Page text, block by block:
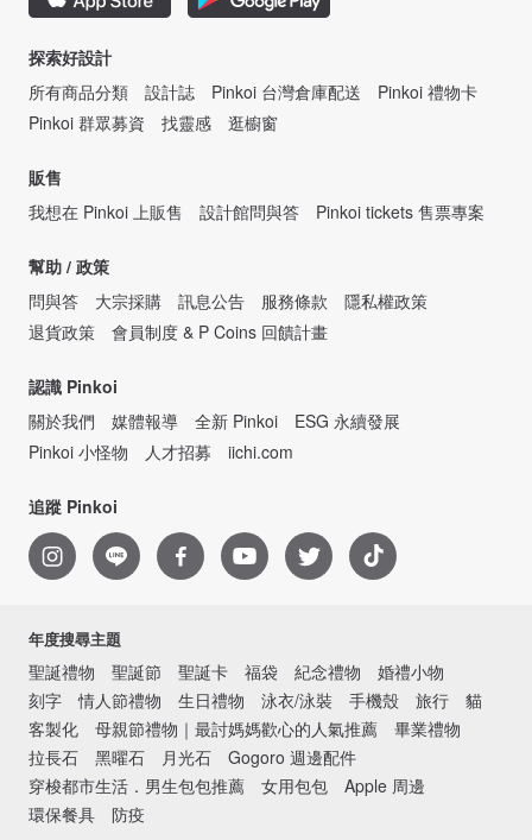
探索好設計
所有商品分類
設計誌 Pinkoi 台灣倉庫配送
Pinkoi 禮物卡
Pinkoi 群眾募資
找靈感 逛櫥窗
販售
我想在 Pinkoi 上販售
設計館問與答 Pinkoi tickets 售票專案
幫助 / 政策
問與答
大宗採購 訊息公告 服務條款
隱私權政策
退貨政策
會員制度 & P Coins 回饋計畫
認識 Pinkoi
關於我們
媒體報導 全新 Pinkoi
ESG 永續發展
Pinkoi 小怪物
人才招募 iichi.com
追蹤 Pinkoi
年度搜尋主題
聖誕禮物 聖誕節 聖誕卡 福袋 紀念禮物
婚禮小物
刻字
情人節禮物 生日禮物 泳衣/泳裝 手機殼 旅行
貓
客製化
母親節禮物｜最討媽媽歡心的人氣推薦
畢業禮物
拉長石
黑曜石 月光石
Gogoro 週邊配件
穿梭都市生活．男生包包推薦
女用包包
Apple 周邊
環保餐具
防疫